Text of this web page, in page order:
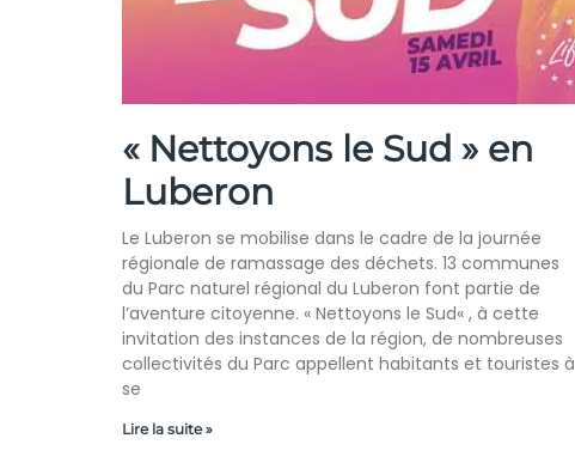
« Nettoyons le Sud » en
Luberon
Le Luberon se mobilise dans le cadre de la journée
régionale de ramassage des déchets. 13 communes
du Parc naturel régional du Luberon font partie de
l’aventure citoyenne. « Nettoyons le Sud« , à cette
invitation des instances de la région, de nombreuses
collectivités du Parc appellent habitants et touristes à
se
Lire la suite »